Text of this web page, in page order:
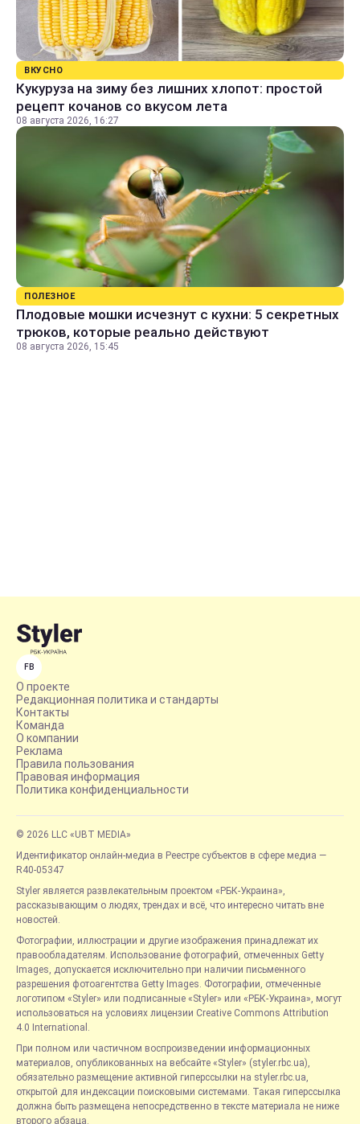
ВКУСНО
Кукуруза на зиму без лишних хлопот: простой
рецепт кочанов со вкусом лета
08 августа 2026, 16:27
ПОЛЕЗНОЕ
Плодовые мошки исчезнут с кухни: 5 секретных
трюков, которые реально действуют
08 августа 2026, 15:45
FB
О проекте
Редакционная политика и стандарты
Контакты
Команда
О компании
Реклама
Правила пользования
Правовая информация
Политика конфиденциальности
© 2026 LLC «UBT MEDIA»
Идентификатор онлайн-медиа в Реестре субъектов в сфере медиа —
R40-05347
Styler является развлекательным проектом «РБК-Украина»,
рассказывающим о людях, трендах и всё, что интересно читать вне
новостей.
Фотографии, иллюстрации и другие изображения принадлежат их
правообладателям. Использование фотографий, отмеченных Getty
Images, допускается исключительно при наличии письменного
разрешения фотоагентства Getty Images. Фотографии, отмеченные
логотипом «Styler» или подписанные «Styler» или «РБК-Украина», могут
использоваться на условиях лицензии Creative Commons Attribution
4.0 International.
При полном или частичном воспроизведении информационных
материалов, опубликованных на вебсайте «Styler» (styler.rbc.ua),
обязательно размещение активной гиперссылки на styler.rbc.ua,
открытой для индексации поисковыми системами. Такая гиперссылка
должна быть размещена непосредственно в тексте материала не ниже
второго абзаца.